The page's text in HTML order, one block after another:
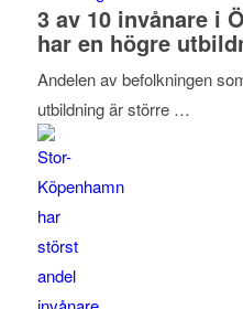
3 av 10 invånare i
har en högre
Andelen av befolkningen
utbildning är större …